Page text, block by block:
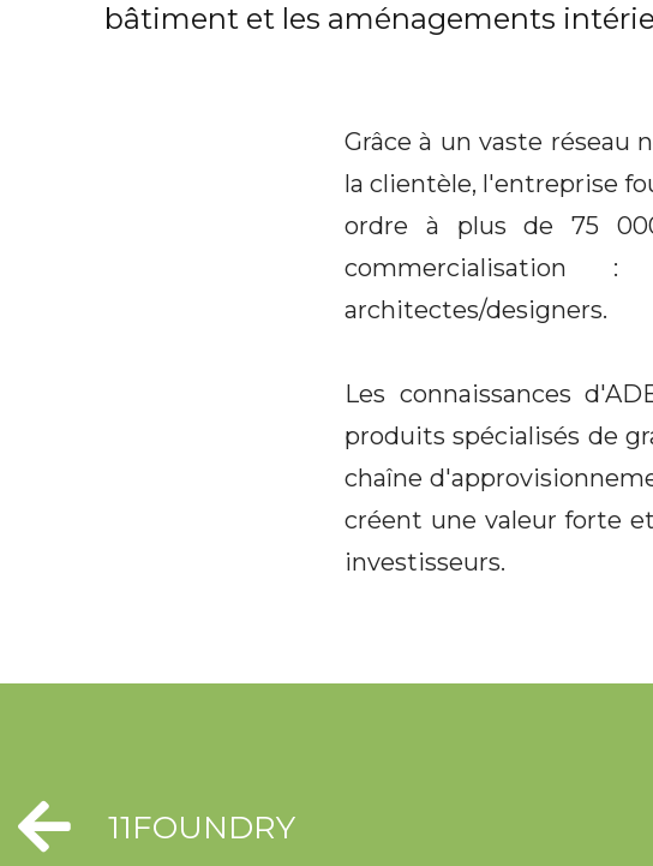
bâtiment et les aménagements
Grâce à un vaste réseau
la clientèle, l'entreprise
ordre à plus de 75
commercialisation
architectes/designers.
Les connaissances
produits spécialisés de
chaîne
créent une valeur forte
investisseurs.
11FOUNDRY